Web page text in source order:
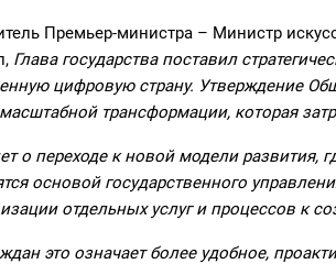
Премьер-министра – Министр
Глава государства поставил
цифровую страну. Утверждение
трансформации, которая
о переходе к новой модели развития,
основой государственного
отдельных услуг и процессов к
это означает более удобное,